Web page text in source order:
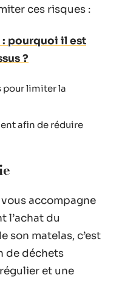
ces risques :
: pourquoi il est
?
pour limiter la
afin de réduire
accompagne
l’achat du
son matelas, c’est
de déchets
et une